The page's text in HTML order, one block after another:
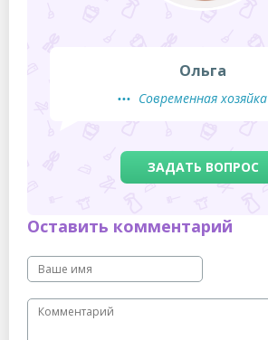
Ольга
Современная хозяйка
ЗАДАТЬ ВОПРОС
Оставить комментарий